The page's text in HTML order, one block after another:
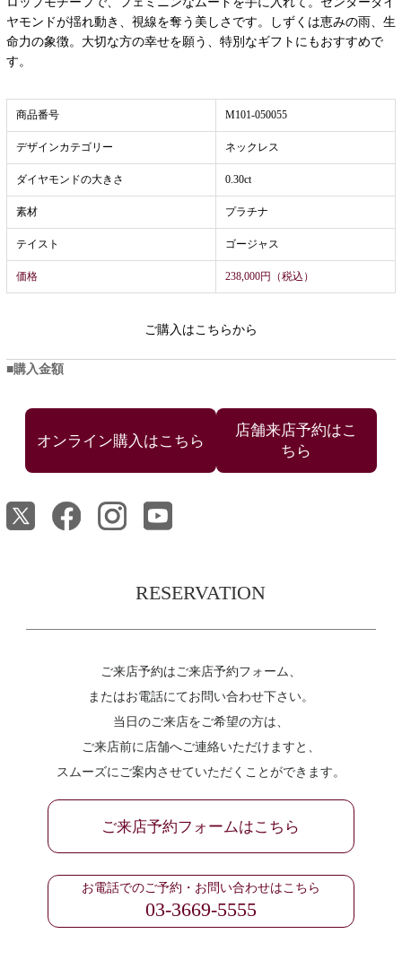
ヤモンドが揺れ動き、視線を奪う美しさです。しずくは恵みの雨、生
命力の象徴。大切な方の幸せを願う、特別なギフトにもおすすめで
す。
商品番号 M101-050055
デザインカテゴリー ネックレス
ダイヤモンドの大きさ 0.30ct
素材 プラチナ
テイスト ゴージャス
価格 238,000円（税込）
ご購入はこちらから
購入金額
店舗来店予約はこ
ちら
RESERVATION
ご来店予約はご来店予約フォーム、
またはお電話にてお問い合わせ下さい。
当日のご来店をご希望の方は、
ご来店前に店舗へご連絡いただけますと、
スムーズにご案内させていただくことができます。
ご来店予約フォームはこちら
お電話でのご予約・お問い合わせはこちら
03-3669-5555